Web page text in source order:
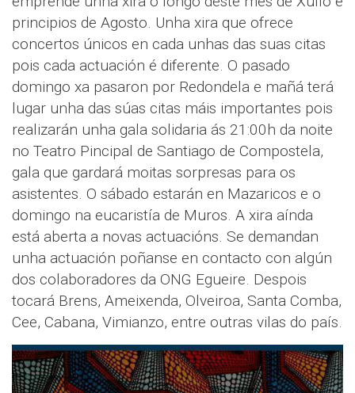
principios de Agosto. Unha xira que ofrece
concertos únicos en cada unhas das suas citas
pois cada actuación é diferente. O pasado
domingo xa pasaron por Redondela e mañá terá
lugar unha das súas citas máis importantes pois
realizarán unha gala solidaria ás 21:00h da noite
no Teatro Pincipal de Santiago de Compostela,
gala que gardará moitas sorpresas para os
asistentes. O sábado estarán en Mazaricos e o
domingo na eucaristía de Muros. A xira aínda
está aberta a novas actuacións. Se demandan
unha actuación poñanse en contacto con algún
dos colaboradores da ONG Egueire. Despois
tocará Brens, Ameixenda, Olveiroa, Santa Comba,
Cee, Cabana, Vimianzo, entre outras vilas do país.